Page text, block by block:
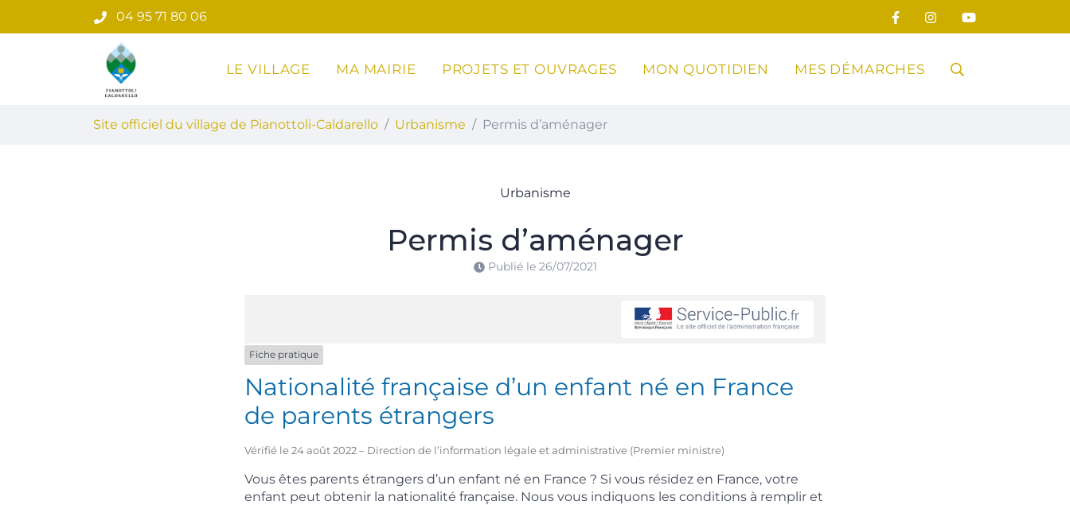
au
04 95 71 80 06
Site officiel du village de Pianottoli-Caldarello
LE VILLAGE MA MAIRIE PROJETS ET OUVRAGES MON QUOTIDIEN MES DÉMARCHES RECHERCHE
Site officiel du village de Pianottoli-Caldarello Urbanisme Permis d’aménager
Urbanisme
Permis d’aménager
Publié le 26/07/2021
Fiche pratique
Nationalité française d’un enfant né en France
de parents étrangers
Vérifié le 24 août 2022 – Direction de l’information légale et administrative (Premier ministre)
Vous êtes parents étrangers d’un enfant né en France ? Si vous résidez en France, votre
enfant peut obtenir la nationalité française. Nous vous indiquons les conditions à remplir et